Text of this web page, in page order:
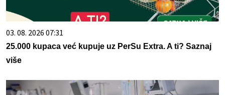
03. 08. 2026 07:31
25.000 kupaca već kupuje uz PerSu Extra. A ti? Saznaj
više